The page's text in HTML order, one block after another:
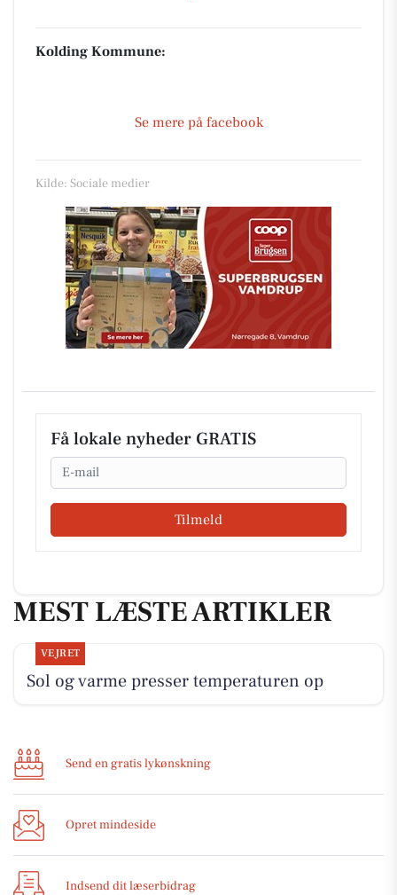
Kolding Kommune:
Se mere på facebook
Kilde: Sociale medier
Få lokale nyheder GRATIS
Email
Tilmeld
MEST LÆSTE ARTIKLER
VEJRET
Sol og varme presser temperaturen op
Send en gratis lykønskning
Opret mindeside
Indsend dit læserbidrag